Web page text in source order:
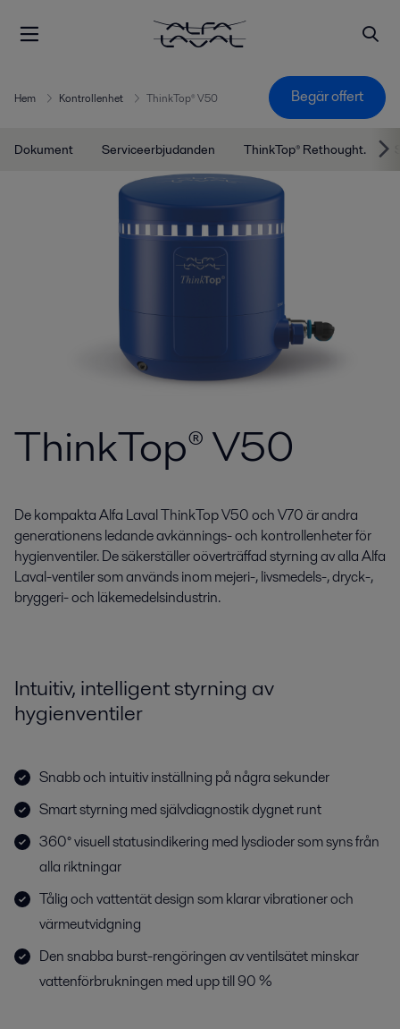
Hem Kontrollenhet ThinkTop® V50 Begär offert
Dokument Serviceerbjudanden ThinkTop® Rethought.
ThinkTop® V50
De kompakta Alfa Laval ThinkTop V50 och V70 är andra
generationens ledande avkännings- och kontrollenheter för
hygienventiler. De säkerställer oöverträffad styrning av alla Alfa
Laval-ventiler som används inom mejeri-, livsmedels-, dryck-,
bryggeri- och läkemedelsindustrin.
Intuitiv, intelligent styrning av
hygienventiler
Snabb och intuitiv inställning på några sekunder
Smart styrning med självdiagnostik dygnet runt
360° visuell statusindikering med lysdioder som syns från
alla riktningar
Tålig och vattentät design som klarar vibrationer och
värmeutvidgning
Den snabba burst-rengöringen av ventilsätet minskar
vattenförbrukningen med upp till 90 %